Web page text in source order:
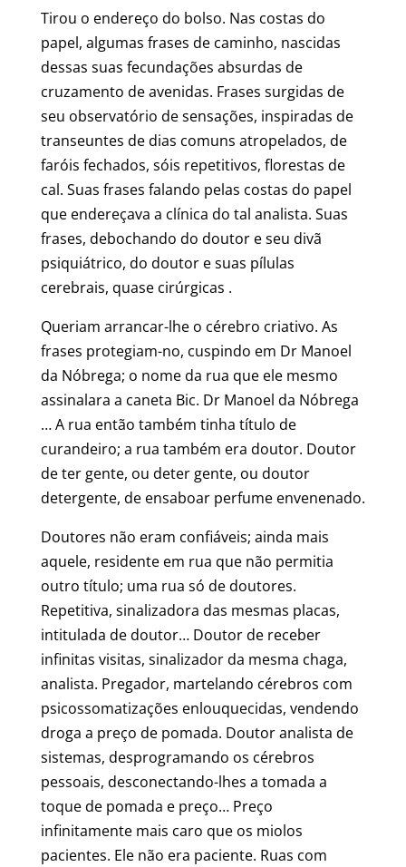
Tirou o endereço do bolso. Nas costas do
papel, algumas frases de caminho, nascidas
dessas suas fecundações absurdas de
cruzamento de avenidas. Frases surgidas de
seu observatório de sensações, inspiradas de
transeuntes de dias comuns atropelados, de
faróis fechados, sóis repetitivos, florestas de
cal. Suas frases falando pelas costas do papel
que endereçava a clínica do tal analista. Suas
frases, debochando do doutor e seu divã
psiquiátrico, do doutor e suas pílulas
cerebrais, quase cirúrgicas .
Queriam arrancar-lhe o cérebro criativo. As
frases protegiam-no, cuspindo em Dr Manoel
da Nóbrega; o nome da rua que ele mesmo
assinalara a caneta Bic. Dr Manoel da Nóbrega
… A rua então também tinha título de
curandeiro; a rua também era doutor. Doutor
de ter gente, ou deter gente, ou doutor
detergente, de ensaboar perfume envenenado.
Doutores não eram confiáveis; ainda mais
aquele, residente em rua que não permitia
outro título; uma rua só de doutores.
Repetitiva, sinalizadora das mesmas placas,
intitulada de doutor… Doutor de receber
infinitas visitas, sinalizador da mesma chaga,
analista. Pregador, martelando cérebros com
psicossomatizações enlouquecidas, vendendo
droga a preço de pomada. Doutor analista de
sistemas, desprogramando os cérebros
pessoais, desconectando-lhes a tomada a
toque de pomada e preço… Preço
infinitamente mais caro que os miolos
pacientes. Ele não era paciente. Ruas com